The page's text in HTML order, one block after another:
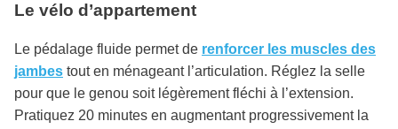
Le vélo d’appartement
Le pédalage fluide permet de renforcer les muscles des
jambes tout en ménageant l’articulation. Réglez la selle
pour que le genou soit légèrement fléchi à l’extension.
Pratiquez 20 minutes en augmentant progressivement la